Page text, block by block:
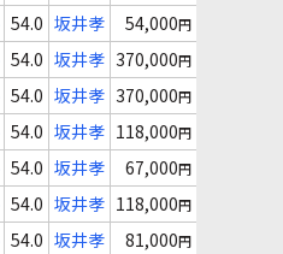
54.0 坂井孝 54,000円
54.0 坂井孝 370,000円
54.0 坂井孝 370,000円
54.0 坂井孝 118,000円
54.0 坂井孝 67,000円
54.0 坂井孝 118,000円
54.0 坂井孝 81,000円